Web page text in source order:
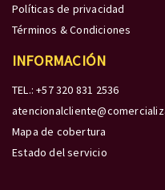
Políticas de privacidad
Términos & Condiciones
INFORMACIÓN
TEL.: +57 320 831 2536
Mapa de cobertura
Estado del servicio